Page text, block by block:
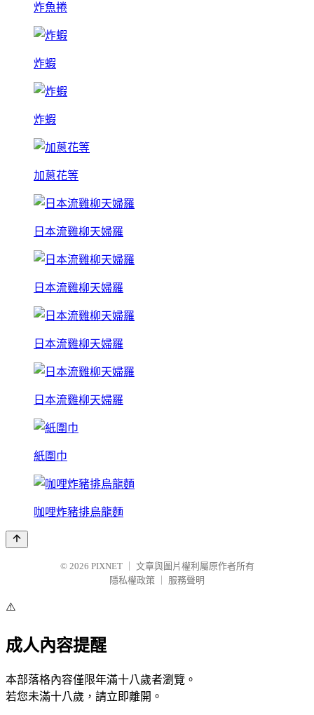
炸魚捲
炸蝦
炸蝦
加蔥花等
日本流雞柳天婦羅
日本流雞柳天婦羅
日本流雞柳天婦羅
日本流雞柳天婦羅
紙圍巾
咖哩炸豬排烏龍麵
© 2026 PIXNET
文章與圖片權利屬原作者所有
隱私權政策
服務聲明
⚠️
成人內容提醒
本部落格內容僅限年滿十八歲者瀏覽。
若您未滿十八歲，請立即離開。